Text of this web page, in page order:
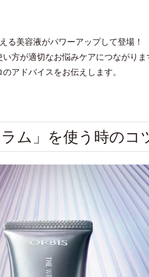
る美容液がパワーアップして登場！
方が適切なお悩みケアにつながりま
アドバイスをお伝えします。
ム」を使う時のコ